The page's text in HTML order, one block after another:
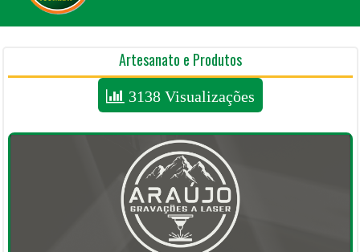
Artesanato e Produtos
3138 Visualizações